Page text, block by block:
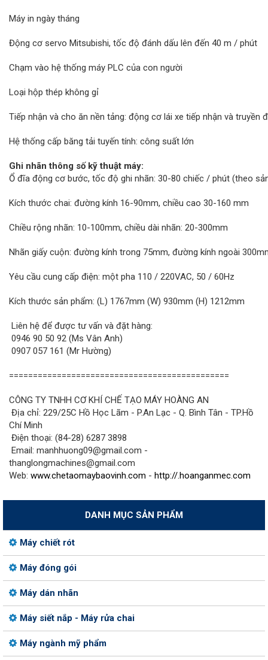
Máy in ngày tháng
Động cơ servo Mitsubishi, tốc độ đánh dấu lên đến 40 m / phút
Chạm vào hệ thống máy PLC của con người
Loại hộp thép không gỉ
Tiếp nhận và cho ăn nền tảng: động cơ lái xe tiếp nhận và truyền
Hệ thống cấp băng tải tuyến tính: công suất lớn
Ghi nhãn thông số kỹ thuật máy:
Ổ đĩa động cơ bước, tốc độ ghi nhãn: 30-80 chiếc / phút (theo
Kích thước chai: đường kính 16-90mm, chiều cao 30-160 mm
Chiều rộng nhãn: 10-100mm, chiều dài nhãn: 20-300mm
Nhãn giấy cuộn: đường kính trong 75mm, đường kính ngoài
Yêu cầu cung cấp điện: một pha 110 / 220VAC, 50 / 60Hz
Kích thước sản phẩm: (L) 1767mm (W) 930mm (H) 1212mm
Liên hệ để được tư vấn và đặt hàng:
0946 90 50 92 (Ms Vân Anh)
0907 057 161 (Mr Hường)
==============================================
CÔNG TY TNHH CƠ KHÍ CHẾ TẠO MÁY HOÀNG AN
Địa chỉ: 229/25C Hồ Học Lãm - P.An Lạc - Q. Bình Tân - TP.Hồ
Chí Minh
Điện thoại: (84-28) 6287 3898
Email: manhhuong09@gmail.com -
thanglongmachines@gmail.com
Web: www.chetaomaybaovinh.com - http://.hoanganmec.com
DANH MỤC SẢN PHẨM
Máy chiết rót
Máy đóng gói
Máy dán nhãn
Máy siết nắp - Máy rửa chai
Máy ngành mỹ phẩm